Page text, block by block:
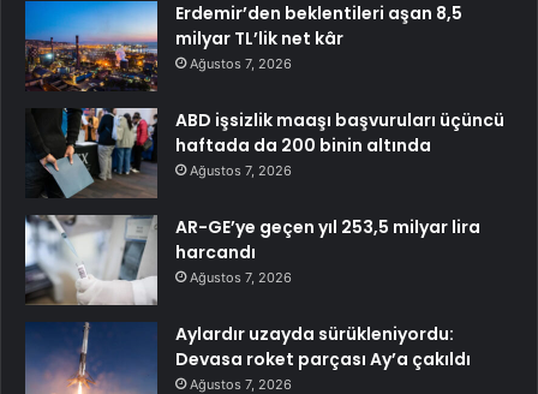
Erdemir’den beklentileri aşan 8,5
milyar TL’lik net kâr
Ağustos 7, 2026
ABD işsizlik maaşı başvuruları üçüncü
haftada da 200 binin altında
Ağustos 7, 2026
AR-GE’ye geçen yıl 253,5 milyar lira
harcandı
Ağustos 7, 2026
Aylardır uzayda sürükleniyordu:
Devasa roket parçası Ay’a çakıldı
Ağustos 7, 2026